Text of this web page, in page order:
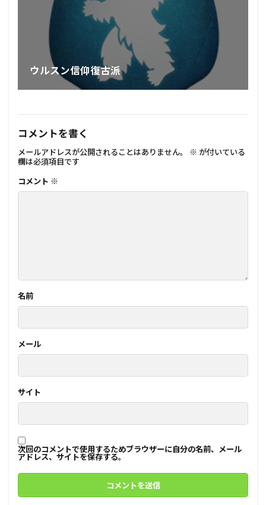
ウルスン信仰復古派
コメントを書く
メールアドレスが公開されることはありません。 ※ が付いている
欄は必須項目です
コメント ※
名前
メール
サイト
次回のコメントで使用するためブラウザーに自分の名前、メール
アドレス、サイトを保存する。